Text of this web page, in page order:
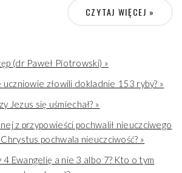
będzie miłosierny czy
„topi” w Morzu Czerwonym armię
Bogu ducha winnych…
to wskrzeszenie ciała? A
reanimacja trupów?
świat w 6 dni? Przecież jest
stworzyć jedną myślą? Nie musiał
CZYTAJ WIĘCEJ »
(dr Paweł Piotrowski) »
uczniowie złowili dokladnie 153 ryby? »
Jezus się uśmiechał? »
z przypowieści pochwalił nieuczciwego
Chrystus pochwala nieuczciwość? »
4 Ewangelię a nie 3 albo 7? Kto o tym